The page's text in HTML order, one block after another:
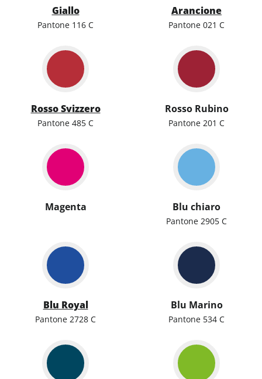
Giallo
Pantone 116 C
Arancione
Pantone 021 C
Rosso Svizzero
Pantone 485 C
Rosso Rubino
Pantone 201 C
Magenta Blu chiaro
Pantone 2905 C
Blu Royal
Pantone 2728 C
Blu Marino
Pantone 534 C